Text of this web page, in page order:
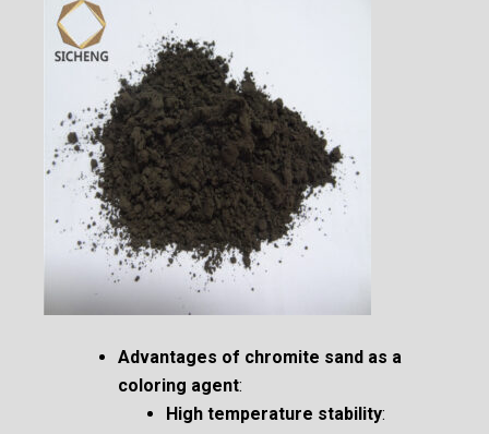
Advantages of chromite sand as a
coloring agent:
High temperature stability: